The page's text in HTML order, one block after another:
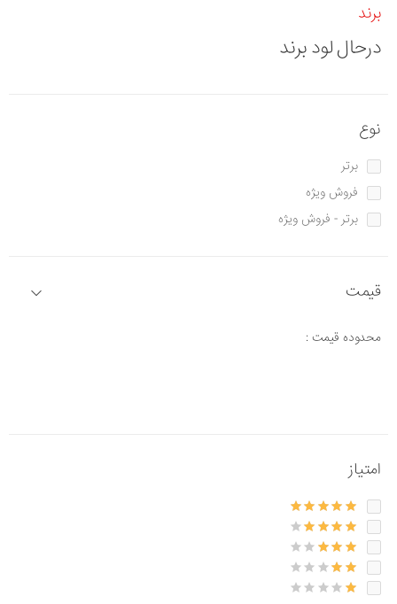
برند
درحال لود برند
نوع
برتر
فروش ویژه
برتر - فروش ویژه
قیمت
محدوده قیمت :
امتیاز